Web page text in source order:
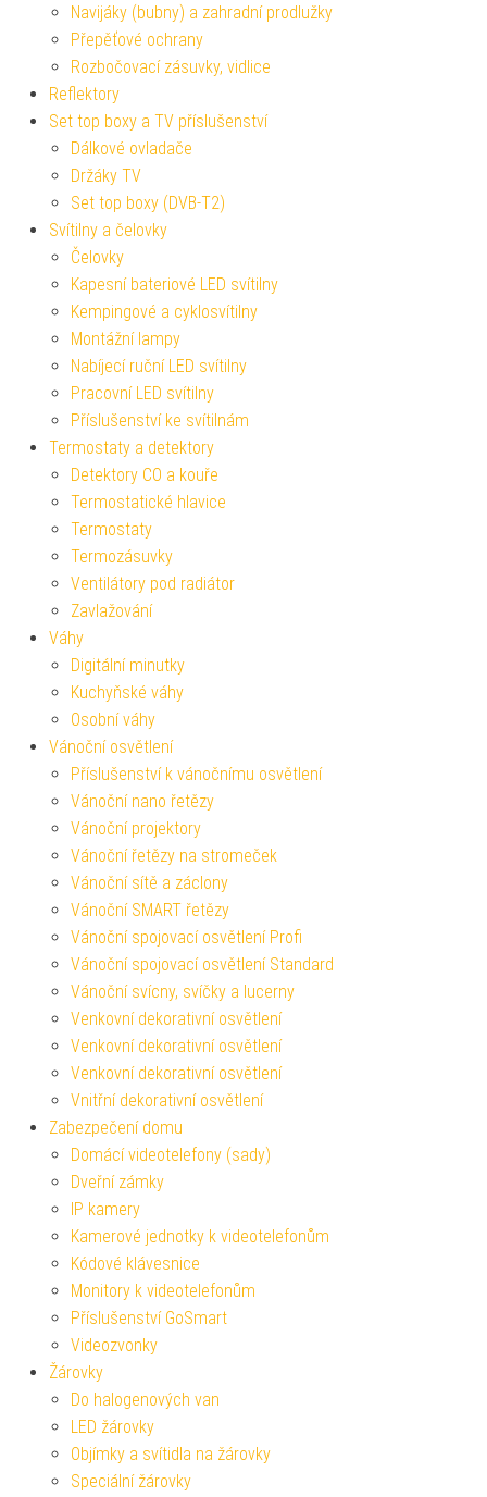
Navijáky (bubny) a zahradní prodlužky
Přepěťové ochrany
Rozbočovací zásuvky, vidlice
Reflektory
Set top boxy a TV příslušenství
Dálkové ovladače
Držáky TV
Set top boxy (DVB-T2)
Svítilny a čelovky
Čelovky
Kapesní bateriové LED svítilny
Kempingové a cyklosvítilny
Montážní lampy
Nabíjecí ruční LED svítilny
Pracovní LED svítilny
Příslušenství ke svítilnám
Termostaty a detektory
Detektory CO a kouře
Termostatické hlavice
Termostaty
Termozásuvky
Ventilátory pod radiátor
Zavlažování
Váhy
Digitální minutky
Kuchyňské váhy
Osobní váhy
Vánoční osvětlení
Příslušenství k vánočnímu osvětlení
Vánoční nano řetězy
Vánoční projektory
Vánoční řetězy na stromeček
Vánoční sítě a záclony
Vánoční SMART řetězy
Vánoční spojovací osvětlení Profi
Vánoční spojovací osvětlení Standard
Vánoční svícny, svíčky a lucerny
Venkovní dekorativní osvětlení
Venkovní dekorativní osvětlení
Venkovní dekorativní osvětlení
Vnitřní dekorativní osvětlení
Zabezpečení domu
Domácí videotelefony (sady)
Dveřní zámky
IP kamery
Kamerové jednotky k videotelefonům
Kódové klávesnice
Monitory k videotelefonům
Příslušenství GoSmart
Videozvonky
Žárovky
Do halogenových van
LED žárovky
Objímky a svítidla na žárovky
Speciální žárovky